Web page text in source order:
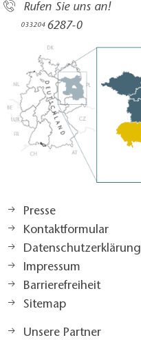
Rufen Sie uns an!
033204 6287-0
Presse
Kontaktformular
Datenschutzerklärung
Impressum
Barrierefreiheit
Sitemap
Unsere Partner